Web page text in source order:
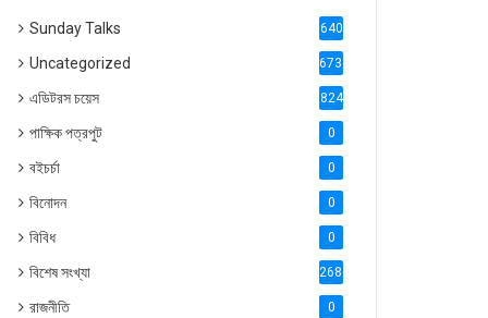
Sunday Talks 640
Uncategorized 6738
এডিটরস চয়েস 824
পাক্ষিক পত্রপুট 0
বইচর্চা 0
বিনোদন 0
বিবিধ 0
বিশেষ সংখ্যা 2686
রাজনীতি 0